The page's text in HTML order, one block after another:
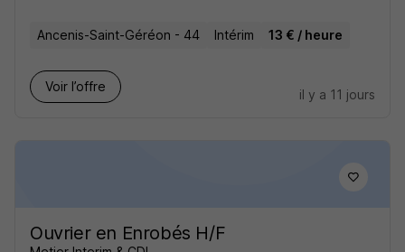
Ancenis-Saint-Géréon - 44 Intérim 13 € / heure
Voir l’offre
il y a 11 jours
Ouvrier en Enrobés H/F